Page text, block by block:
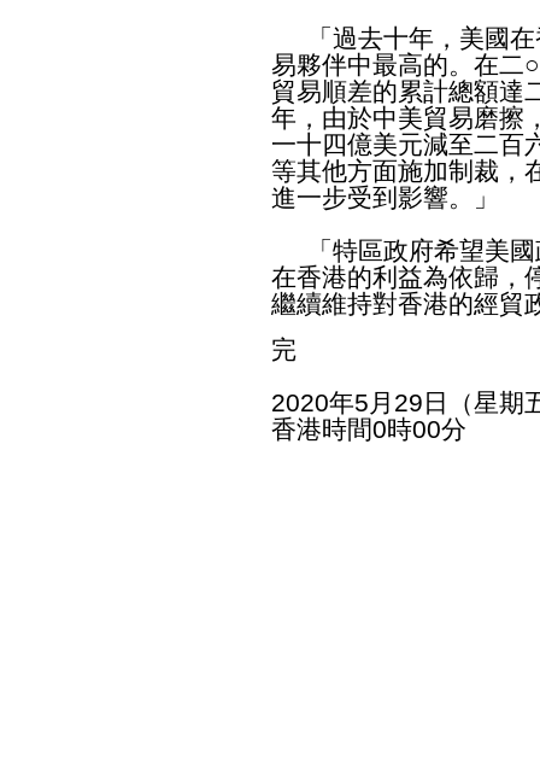
「過去十年，美國在
易夥伴中最高的。在二
貿易順差的累計總額達
年，由於中美貿易磨擦
一十四億美元減至二百
等其他方面施加制裁，
進一步受到影響。」
「特區政府希望美國
在香港的利益為依歸，
繼續維持對香港的經貿
完
2020年5月29日（星期
香港時間0時00分